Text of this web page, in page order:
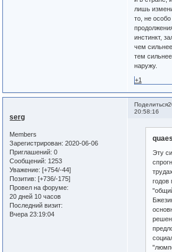
лишь
то, не
инстинкт,
чем
тем
наружу.
+1
Поделиться
20:58:16
serg
Members
Зарегистрирован: 2020-06-06
Приглашений: 0
Сообщений: 1253
Уважение: [+754/-44]
Позитив: [+736/-175]
Провел на форуме:
20 дней 10 часов
Последний визит:
Вчера 23:19:04
Эту
годов